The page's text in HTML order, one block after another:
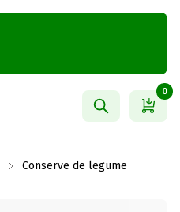
0
Conserve de legume